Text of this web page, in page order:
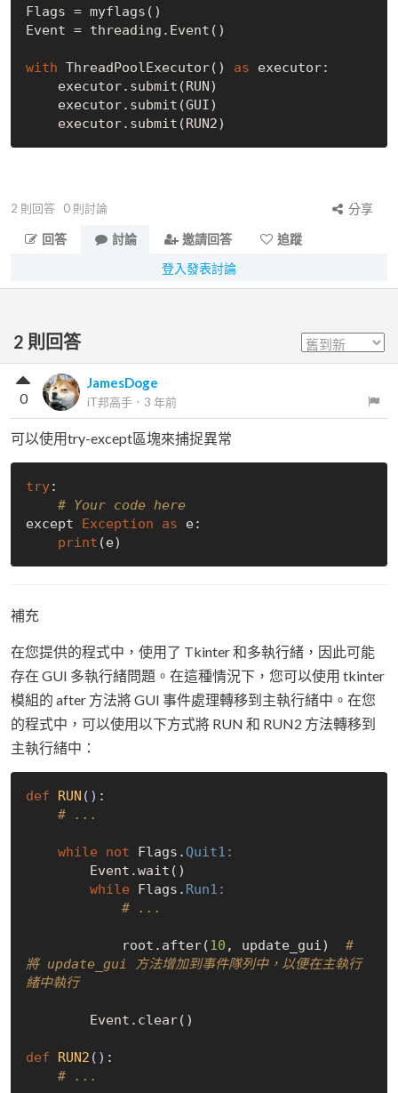
Flags = myflags()
Event = threading.Event()
with ThreadPoolExecutor() as executor:
2 則回答 0 則討論
分享
回答
討論 邀請回答
追蹤
登入發表討論
2 則回答
JamesDoge
iT邦高手 ． 3 年前
0
可以使用try-except區塊來捕捉異常
try:
# Your code here
except Exception as e:
print
補充
在您提供的程式中，使用了 Tkinter 和多執行緒，因此可能
存在 GUI 多執行緒問題。在這種情況下，您可以使用 tkinter
模組的 after 方法將 GUI 事件處理轉移到主執行緒中。在您
的程式中，可以使用以下方式將 RUN 和 RUN2 方法轉移到
主執行緒中：
def RUN () :
# ...
while not Flags. Quit1:
while Flags. Run1:
# ...
            root.after(
10 , update_gui) #
將 update_gui 方法增加到事件隊列中，以便在主執行
緒中執行
def RUN2 () :
# ...